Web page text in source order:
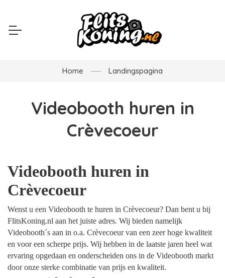
Home Landingspagina
Videobooth huren in
Crèvecoeur
Videobooth huren in
Crèvecoeur
Wenst u een Videobooth te huren in Crèvecoeur? Dan bent u bij
FlitsKoning.nl aan het juiste adres. Wij bieden namelijk
Videobooth´s aan in o.a. Crèvecoeur van een zeer hoge kwaliteit
en voor een scherpe prijs. Wij hebben in de laatste jaren heel wat
ervaring opgedaan en onderscheiden ons in de Videobooth markt
door onze sterke combinatie van prijs en kwaliteit.